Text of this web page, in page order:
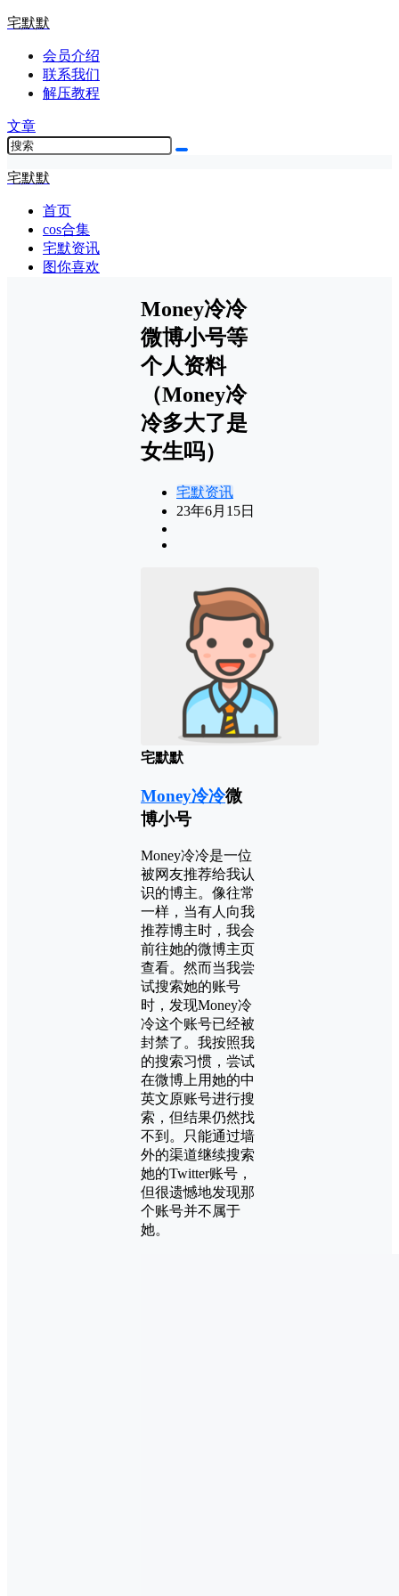
宅默默
会员介绍
联系我们
解压教程
文章
宅默默
首页
cos合集
宅默资讯
图你喜欢
Money冷冷
微博小号等
个人资料
（Money冷
冷多大了是
女生吗）
宅默资讯
23年6月15日
宅默默
Money冷冷微
博小号
Money冷冷是一位
被网友推荐给我认
识的博主。像往常
一样，当有人向我
推荐博主时，我会
前往她的微博主页
查看。然而当我尝
试搜索她的账号
时，发现Money冷
冷这个账号已经被
封禁了。我按照我
的搜索习惯，尝试
在微博上用她的中
英文原账号进行搜
索，但结果仍然找
不到。只能通过墙
外的渠道继续搜索
她的Twitter账号，
但很遗憾地发现那
个账号并不属于
她。